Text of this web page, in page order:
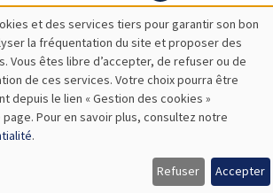
et des services tiers pour garantir son bon
la fréquentation du site et proposer des
Vous êtes libre d’accepter, de refuser ou de
de ces services. Votre choix pourra être
depuis le lien « Gestion des cookies »
Pour en savoir plus, consultez notre
.
Refuser Accepter